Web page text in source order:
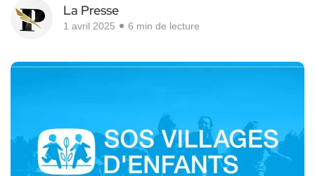
La Presse
1 avril 2025 6 min de lecture